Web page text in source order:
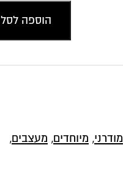
הוספה לסל
מודרני, מיוחדים, מעצבים,